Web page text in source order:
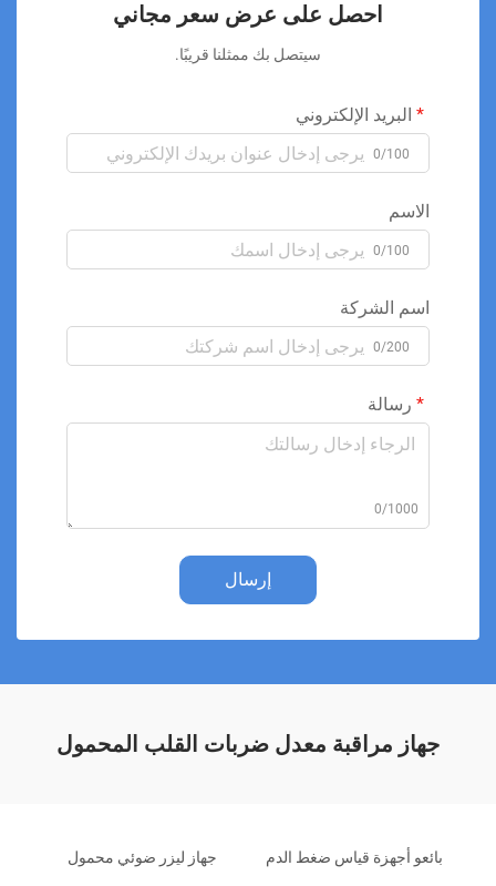
احصل على عرض سعر مجاني
سيتصل بك ممثلنا قريبًا.
البريد الإلكتروني
0/100
الاسم
0/100
اسم الشركة
0/200
رسالة
0/1000
إرسال
جهاز مراقبة معدل ضربات القلب المحمول
بائعو أجهزة قياس ضغط الدم جهاز ليزر ضوئي محمول